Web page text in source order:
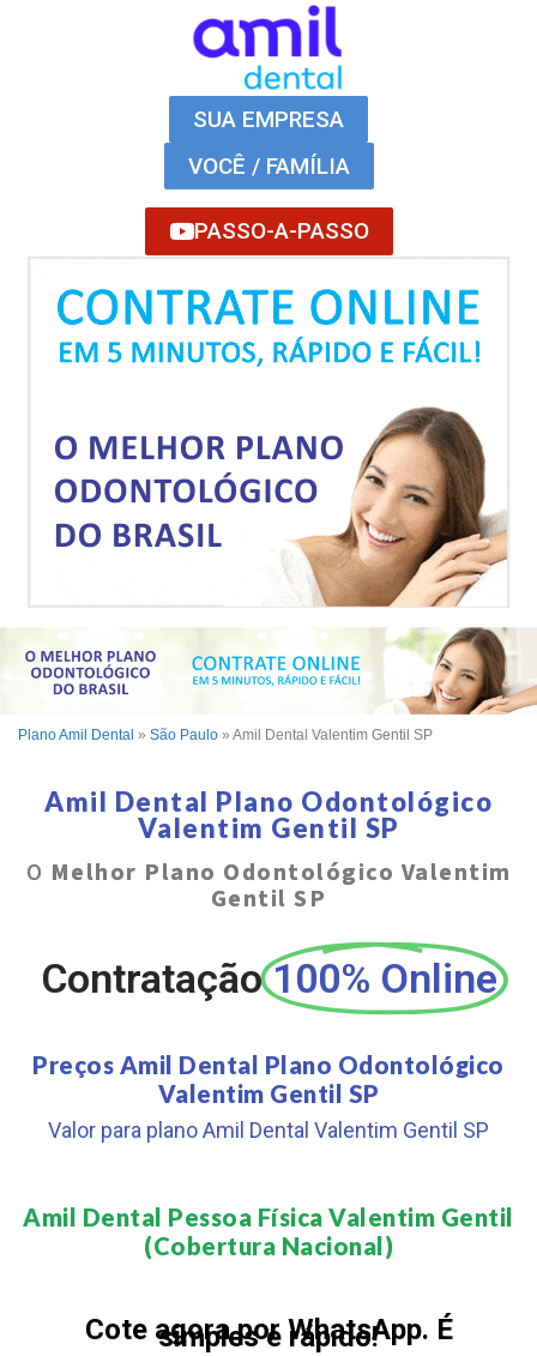
SUA EMPRESA
VOCÊ / FAMÍLIA
PASSO-A-PASSO
Plano Amil Dental » São Paulo » Amil Dental Valentim Gentil SP
Amil Dental Plano Odontológico
Valentim Gentil SP
O Melhor Plano Odontológico Valentim
Gentil SP
Contratação 100% Online
Preços Amil Dental Plano Odontológico
Valentim Gentil SP
Valor para plano Amil Dental Valentim Gentil SP
Amil Dental Pessoa Física Valentim Gentil
(Cobertura Nacional)​
Cote agora por WhatsApp. É
simples e rápido!